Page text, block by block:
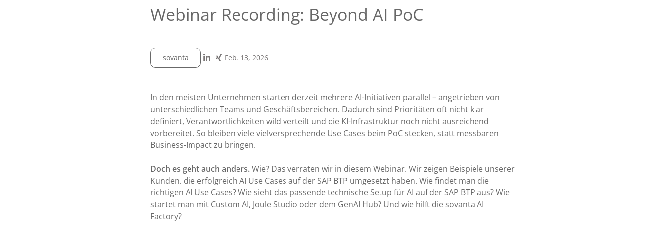
Webinar Recording: Beyond AI PoC
sovanta Feb. 13, 2026
In den meisten Unternehmen starten derzeit mehrere AI-Initiativen parallel – angetrieben von
unterschiedlichen Teams und Geschäftsbereichen. Dadurch sind Prioritäten oft nicht klar
definiert, Verantwortlichkeiten wild verteilt und die KI-Infrastruktur noch nicht ausreichend
vorbereitet. So bleiben viele vielversprechende Use Cases beim PoC stecken, statt messbaren
Business-Impact zu bringen.
Doch es geht auch anders.Wie? Das verraten wir in diesem Webinar. Wir zeigen Beispiele unserer
Kunden, die erfolgreich AI Use Cases auf der SAP BTP umgesetzt haben. Wie findet man die
richtigen AI Use Cases? Wie sieht das passende technische Setup für AI auf der SAP BTP aus? Wie
startet man mit Custom AI, Joule Studio oder dem GenAI Hub? Und wie hilft die sovanta AI
Factory?